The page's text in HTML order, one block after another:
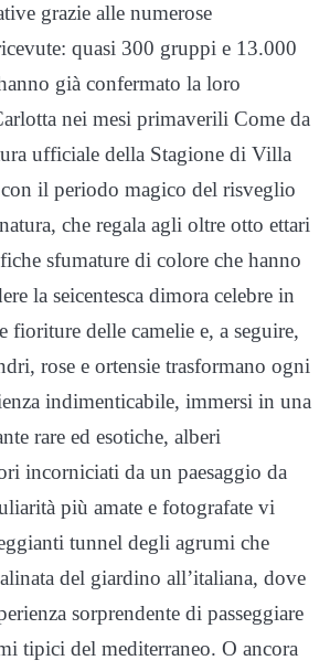
grazie alle numerose
quasi 300 gruppi e 13.000
già confermato la loro
nei mesi primaverili Come da
ufficiale della Stagione di Villa
il periodo magico del risveglio
che regala agli oltre otto ettari
sfumature di colore che hanno
la seicentesca dimora celebre in
delle camelie e, a seguire,
rose e ortensie trasformano ogni
indimenticabile, immersi in una
rare ed esotiche, alberi
incorniciati da un paesaggio da
più amate e fotografate vi
tunnel degli agrumi che
del giardino all’italiana, dove
sorprendente di passeggiare
tipici del mediterraneo. O ancora